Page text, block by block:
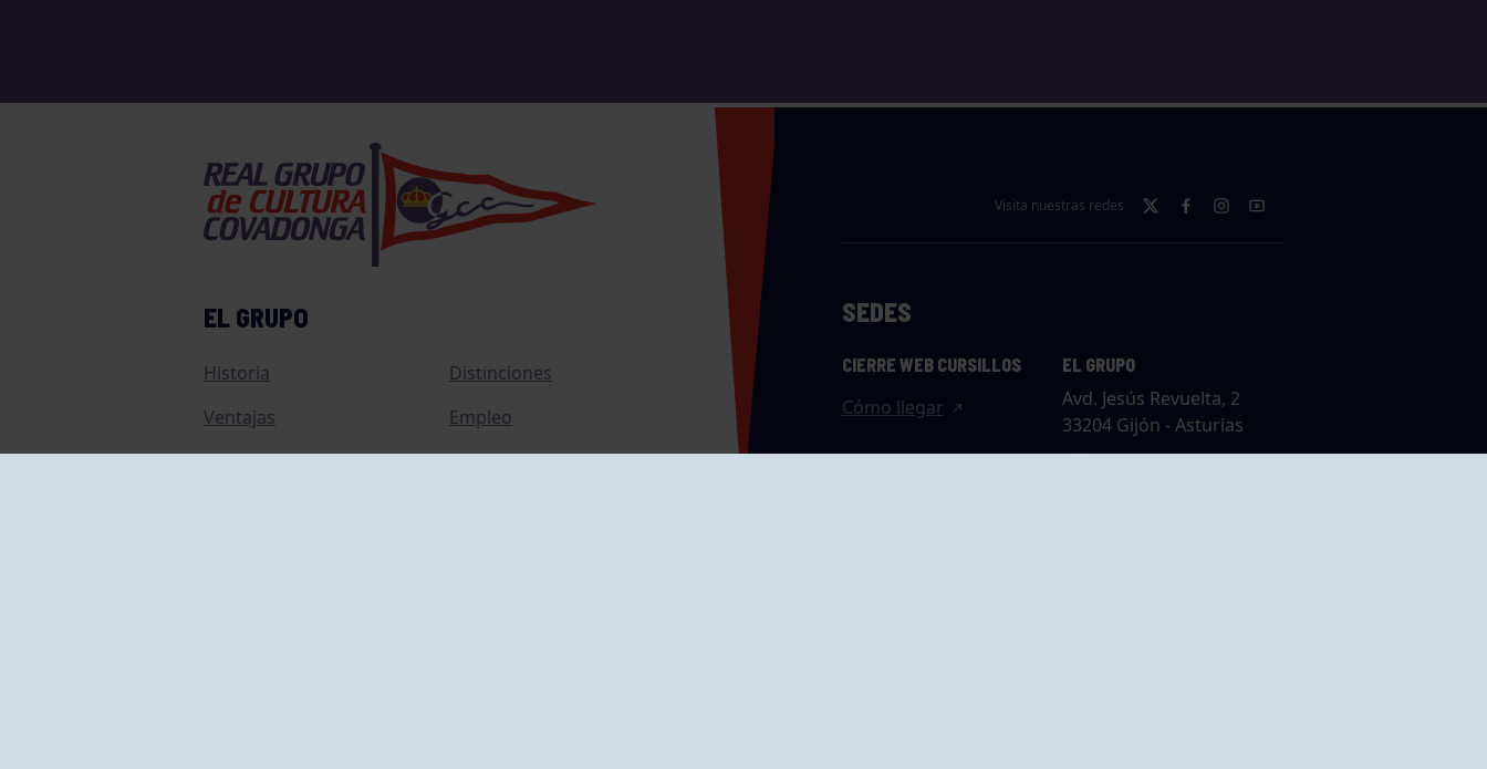
EL GRUPO
Historia
Distinciones
Ventajas
Empleo
Junta directiva
Publicaciones
Visita nuestras redes
SEDES
CIERRE WEB CURSILLOS
Cómo llegar
EL GRUPO
Avd. Jesús Revuelta, 2
33204 Gijón - Asturias
Cómo llegar